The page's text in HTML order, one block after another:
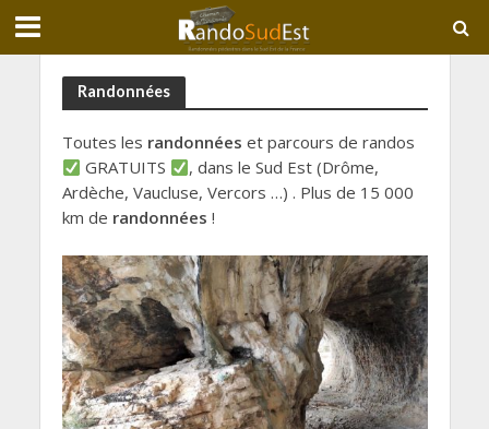
Randonnées
Toutes les randonnées et parcours de randos
GRATUITS
, dans le Sud Est (Drôme,
Ardèche, Vaucluse, Vercors …) . Plus de 15 000
km de randonnées !